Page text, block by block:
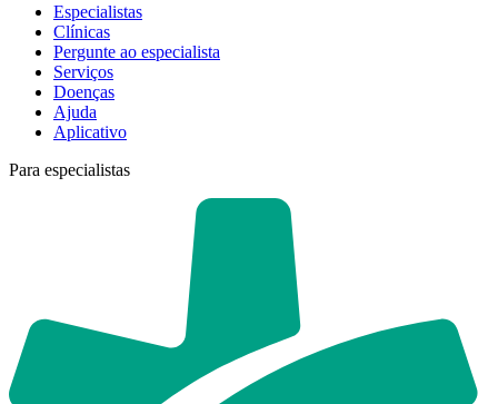
Especialistas
Clínicas
Pergunte ao especialista
Serviços
Doenças
Ajuda
Aplicativo
Para especialistas